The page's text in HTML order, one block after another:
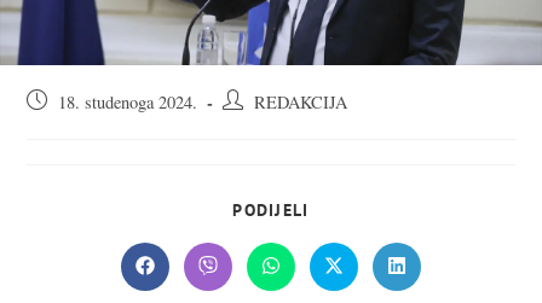
Objava18. studenoga 2024.
AutorREDAKCIJA
PODIJELI
CONTENT
Opens
in
Opens
in
Opens
in
Opens
in
Opens
in